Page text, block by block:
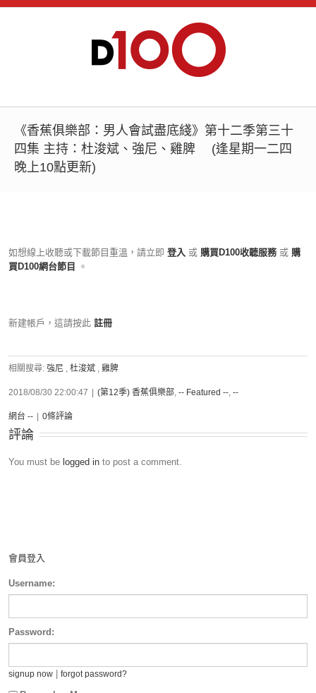
《香蕉俱樂部：男人會試盡底綫》第十二季第三十
四集 主持：杜浚斌、強尼、雞脾 (逢星期一二四
晚上10點更新)
如想線上收聽或下載節目重溫，請立即 登入 或 購買D100收聽服務 或 購
買D100網台節目
。
新建帳戶，這請按此 註冊
相關搜尋: 強尼 , 杜浚斌 , 雞脾
2018/08/30 22:00:47 (第12季) 香蕉俱樂部, -- Featured --, --
網台 -- 0條評論
評論
You must be logged in to post a comment.
會員登入
Username:
Password:
signup now forgot password?